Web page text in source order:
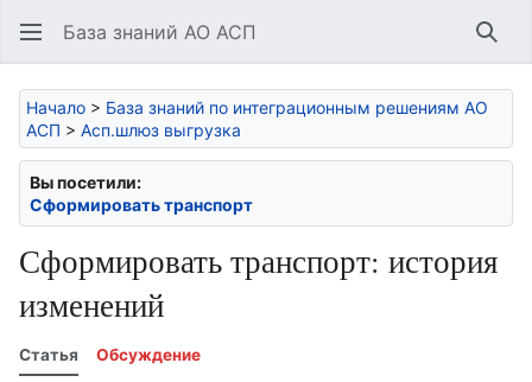
База знаний АО АСП
Начало > База знаний по интеграционным решениям АО
АСП > Асп.шлюз выгрузка
Вы посетили:
Сформировать транспорт
Сформировать транспорт: история
изменений
Статья Обсуждение